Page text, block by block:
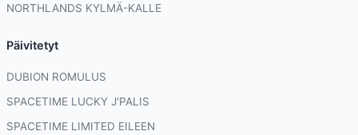
NORTHLANDS KYLMÄ-KALLE
Päivitetyt
DUBION ROMULUS
SPACETIME LUCKY J'PALIS
SPACETIME LIMITED EILEEN